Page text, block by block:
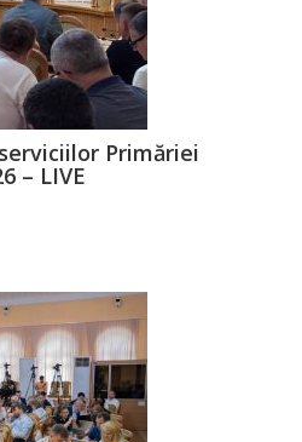
Primăriei
– LIVE